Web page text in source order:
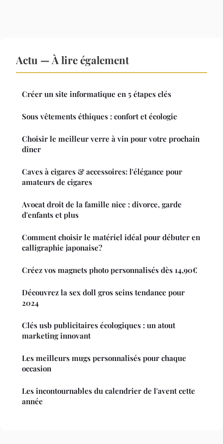
Actu — À lire également
Créer un site informatique en 5 étapes clés
Sous vêtements éthiques : confort et écologie
Choisir le meilleur verre à vin pour votre prochain
dîner
Caves à cigares & accessoires: l'élégance pour
amateurs de cigares
Avocat droit de la famille nice : divorce, garde
d'enfants et plus
Comment choisir le matériel idéal pour débuter en
calligraphie japonaise?
Créez vos magnets photo personnalisés dès 14,90€
Découvrez la sex doll gros seins tendance pour
2024
Clés usb publicitaires écologiques : un atout
marketing innovant
Les meilleurs mugs personnalisés pour chaque
occasion
Les incontournables du calendrier de l'avent cette
année